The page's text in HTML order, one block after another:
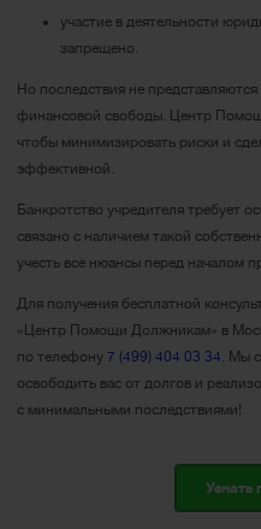
участие в деятельности
запрещено.
Но последствия не
финансовой свободы. Центр
чтобы минимизировать риски и
эффективной.
Банкротство учредителя требует
связано с наличием такой
учесть все нюансы перед началом
Для получения бесплатной
«Центр Помощи Должникам» в
по телефону 7 (499) 404 03 34 . Мы
освободить вас от долгов и
с минимальными последствиями!
Узнать